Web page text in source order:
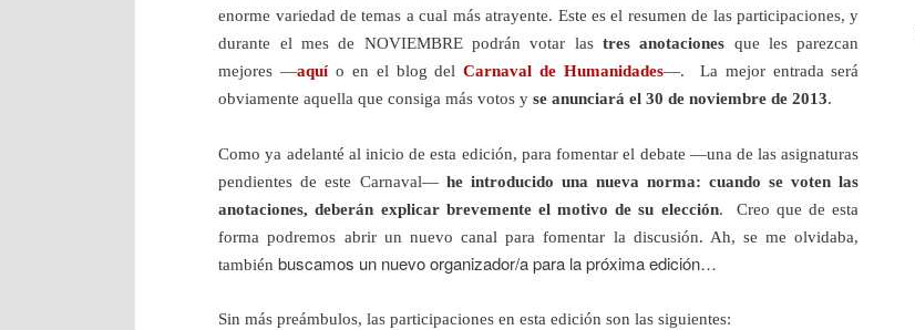
enorme variedad de temas a cual más atrayente. Este es el resumen de las participaciones, y
durante el mes de NOVIEMBRE podrán votar lastres anotaciones que les parezcan
mejores —aquío en el blog delCarnaval de Humanidades—. La mejor entrada será
obviamente aquella que consiga más votos yse anunciará el 30 de noviembre de 2013.
Como ya adelanté al inicio de esta edición, para fomentar el debate ―una de las asignaturas
pendientes de este Carnaval― he introducido una nueva norma: cuando se voten las
anotaciones, deberán explicar brevemente el motivo de su elección. Creo que de esta
forma podremos abrir un nuevo canal para fomentar la discusión. Ah, se me olvidaba,
también buscamos un nuevo organizador/a para la próxima edición…
Sin más preámbulos, las participaciones en esta edición son las siguientes: